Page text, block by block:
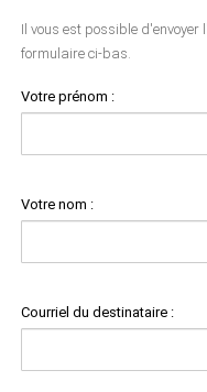
Il vous est possible
formulaire ci-bas.
Votre prénom :
Votre nom :
Courriel du destinataire :